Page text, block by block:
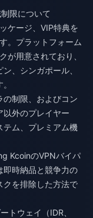
限について
ケージ、VIP特典を
。プラットフォーム
が用意されており、
、シンガポール、
制限、およびコン
以外のプレイヤー
テム、プレミアム機
KcoinのVPNバイパ
即時納品と競争力の
クを排除した方法で
トウェイ（IDR、